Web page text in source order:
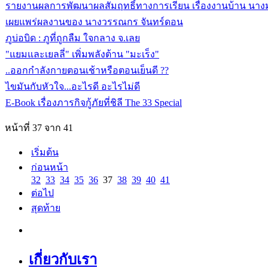
รายงานผลการพัฒนาผลสัมฤทธิ์ทางการเรียน เรื่องงานบ้าน น
เผยแพร่ผลงานของ นางวรรณกร จันทร์ดอน
ภูบ่อบิด : ภูที่ถูกลืม ใจกลาง จ.เลย
"แยมและเยลลี่" เพิ่มพลังต้าน "มะเร็ง"
..ออกกำลังกายตอนเช้าหรือตอนเย็นดี ??
ไขมันกับหัวใจ...อะไรดี อะไรไม่ดี
E-Book เรื่องภารกิจกู้ภัยที่ชิลี The 33 Special
หน้าที่ 37 จาก 41
เริ่มต้น
ก่อนหน้า
32 33 34 35 36 37 38 39 40 41
ต่อไป
สุดท้าย
เกี่ยวกับเรา